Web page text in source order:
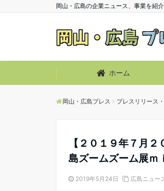
岡山・広島の企業ニュース、事業を紹介
ホーム
岡山・広島プレス プレスリリース
【２０１９年７月
島ズームズーム展ｍ
2019年5月24日 広島ニュー